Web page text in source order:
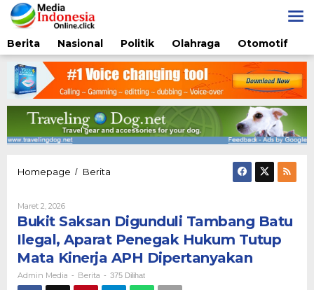
Lewati
ke
konten
Berita
Nasional Politik Olahraga Otomotif
Homepage / Berita
Batu
Ilegal,
Aparat
Penegak
Hukum
Tutup
Maret 2, 2026Oleh
Admin
Media
Bukit Saksan Digunduli Tambang Batu
Ilegal, Aparat Penegak Hukum Tutup
Mata Kinerja APH Dipertanyakan
Admin Media - Berita - 375 Dilihat